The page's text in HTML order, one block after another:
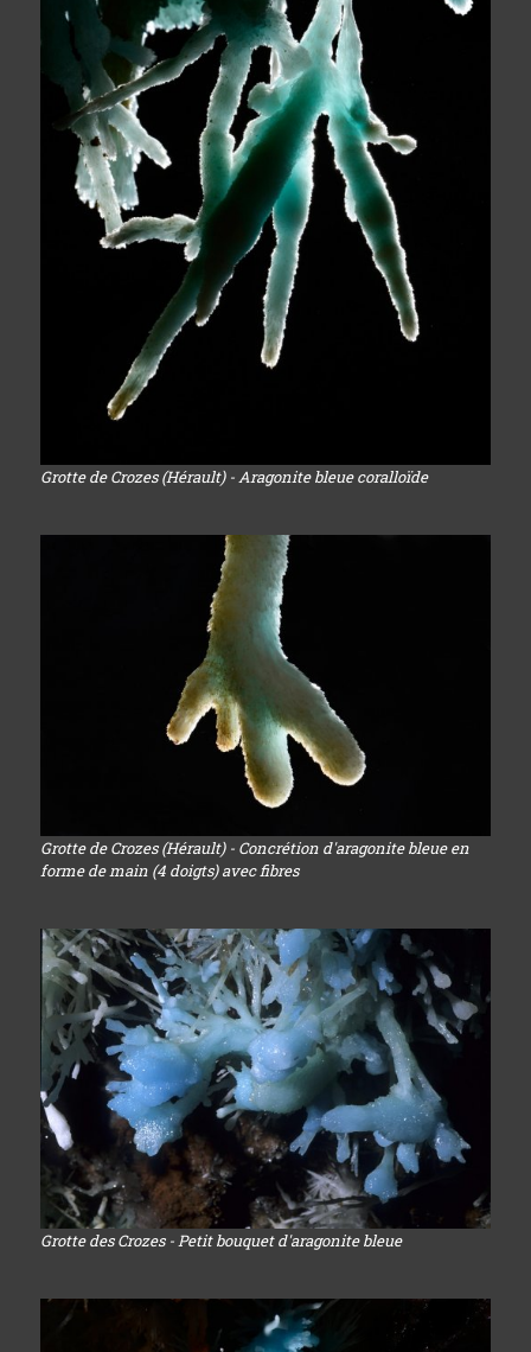
Grotte de Crozes (Hérault) - Aragonite bleue coralloïde
Grotte de Crozes (Hérault) - Concrétion d'aragonite bleue en
forme de main (4 doigts) avec fibres
Grotte des Crozes - Petit bouquet d'aragonite bleue